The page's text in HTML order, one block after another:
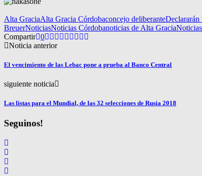
Alta GraciaAlta Gracia Córdobaconcejo deliberanteDeclararán
BreuerNoticiasNoticias Córdobanoticias de Alta Gracia
Compartir 0
Noticia anterior
El vencimiento de las Lebac pone a prueba al Banco Central
siguiente noticia
Las listas para el Mundial, de las 32 selecciones de Rusia 2018
Seguinos!